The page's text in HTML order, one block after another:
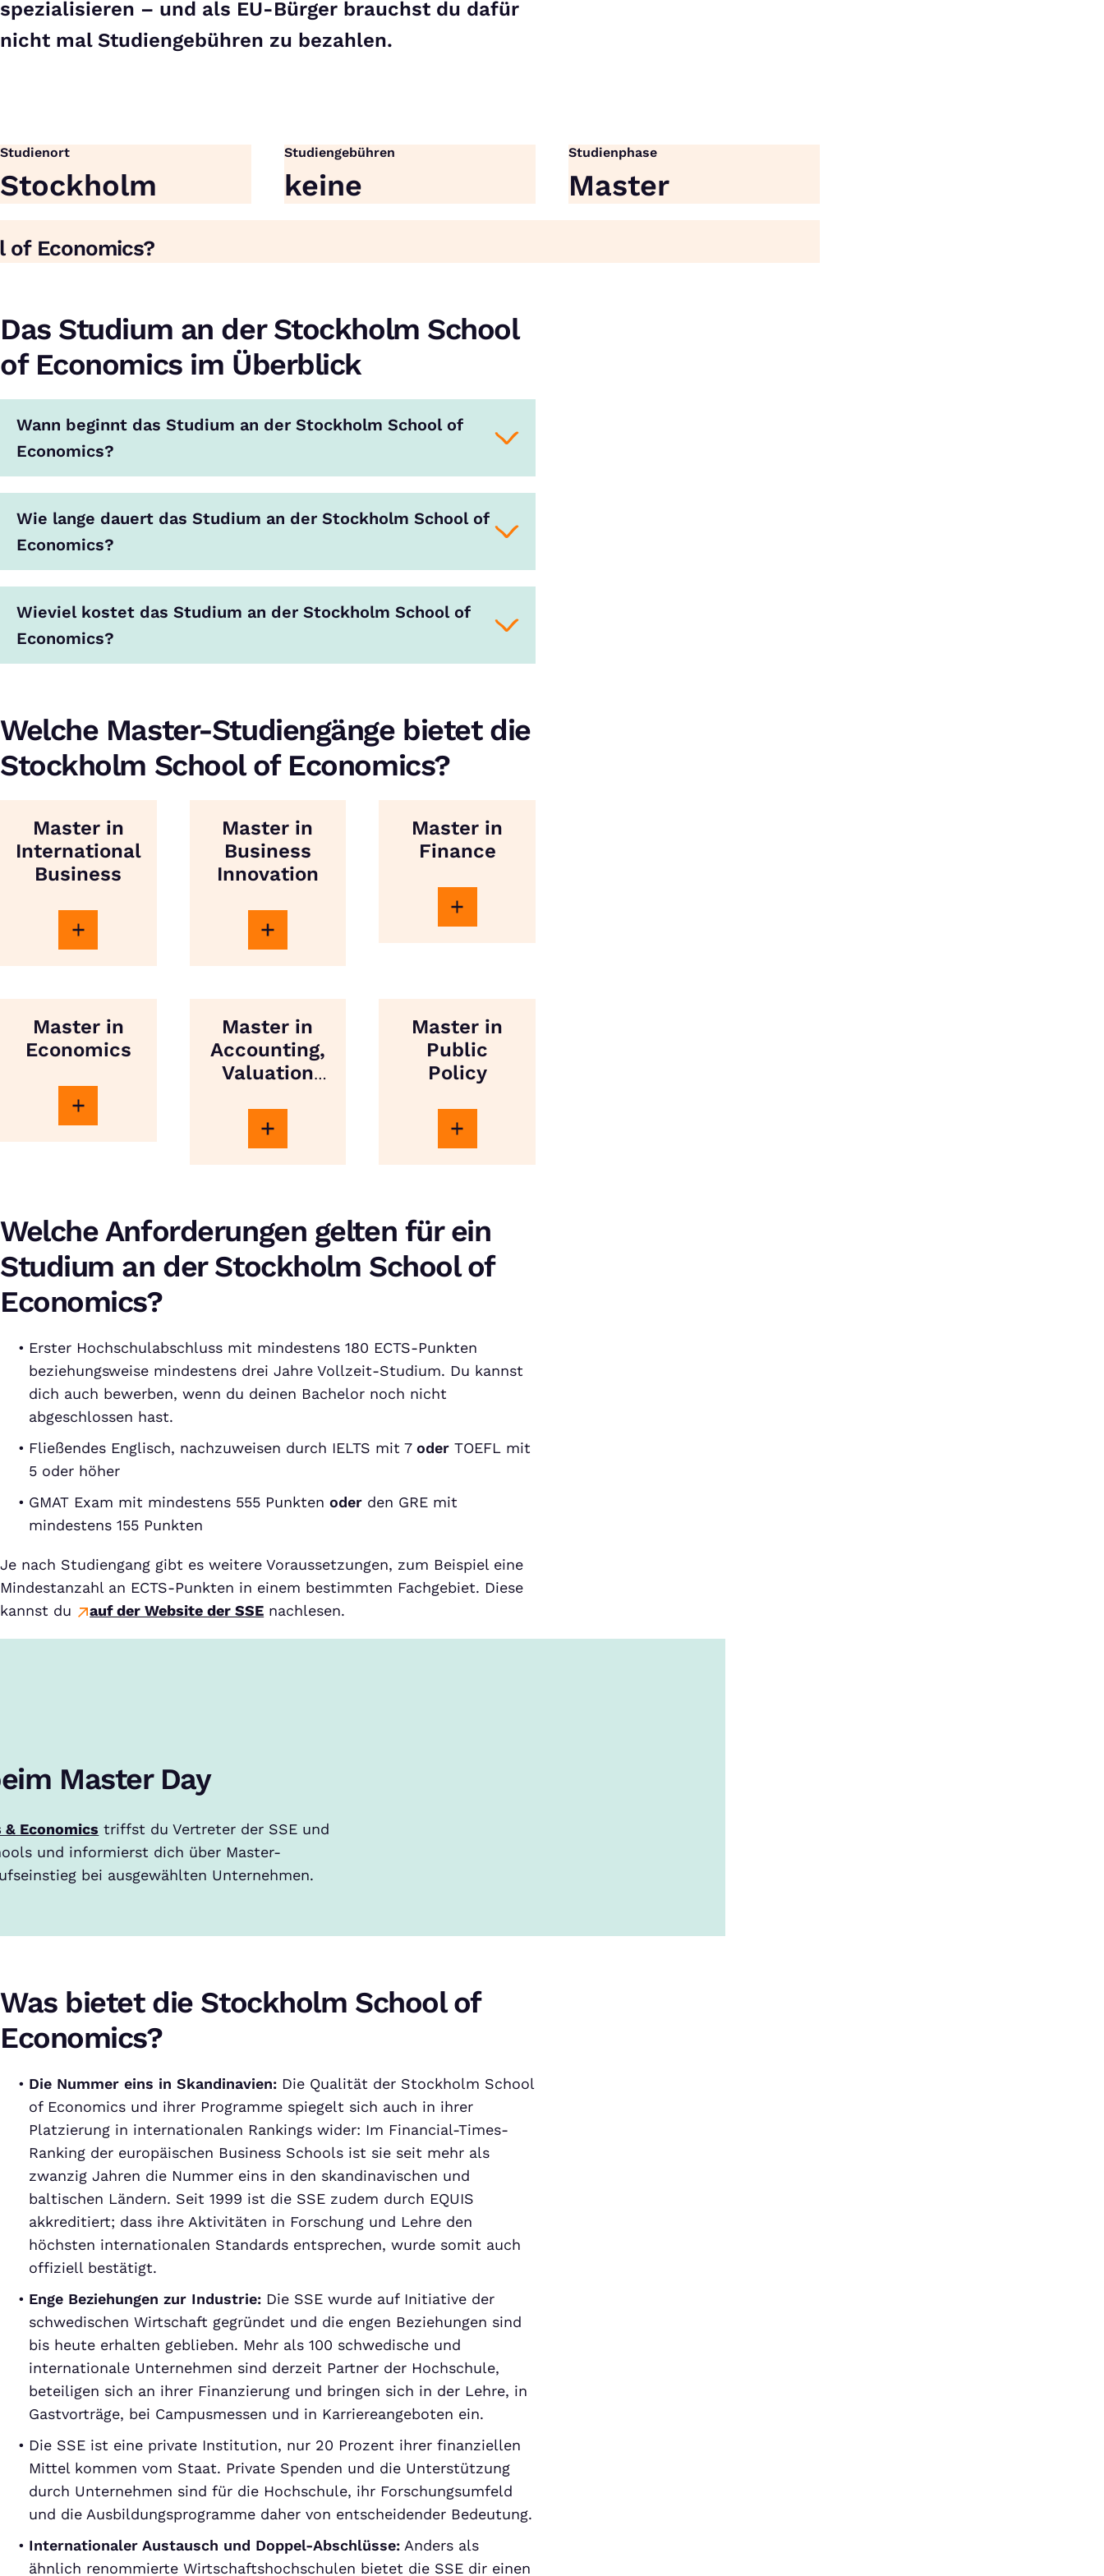
spezialisieren – und als EU-Bürger brauchst du dafür
nicht mal Studiengebühren zu bezahlen.
Studienort
Stockholm
Studiengebühren
keine
Studienphase
Master
of Economics?
Das Studium an der Stockholm School
of Economics im Überblick
Wann beginnt das Studium an der Stockholm School of
Economics?
Wie lange dauert das Studium an der Stockholm School of
Economics?
Wieviel kostet das Studium an der Stockholm School of
Economics?
Welche Master-Studiengänge bietet die
Stockholm School of Economics?
Master in
International
Business
Master in
Business
Innovation
Master in
Finance
Master in
Economics
Master in
Accounting,
Valuation
Financial
Management
Master in
Public
Policy
Welche Anforderungen gelten für ein
Studium an der Stockholm School of
Economics?
Erster Hochschulabschluss mit mindestens 180 ECTS-Punkten
beziehungsweise mindestens drei Jahre Vollzeit-Studium. Du kannst
dich auch bewerben, wenn du deinen Bachelor noch nicht
abgeschlossen hast.
Fließendes Englisch, nachzuweisen durch IELTS mit 7 oder TOEFL mit
5 oder höher
GMAT Exam mit mindestens 555 Punkten oder den GRE mit
mindestens 155 Punkten
Je nach Studiengang gibt es weitere Voraussetzungen, zum Beispiel eine
Mindestanzahl an ECTS-Punkten in einem bestimmten Fachgebiet. Diese
kannst du
auf der Website der SSE nachlesen.
Master Day
& Economics triffst du Vertreter der SSE und
und informierst dich über Master-
bei ausgewählten Unternehmen.
Was bietet die Stockholm School of
Economics?
Die Nummer eins in Skandinavien: Die Qualität der Stockholm School
of Economics und ihrer Programme spiegelt sich auch in ihrer
Platzierung in internationalen Rankings wider: Im Financial-Times-
Ranking der europäischen Business Schools ist sie seit mehr als
zwanzig Jahren die Nummer eins in den skandinavischen und
baltischen Ländern. Seit 1999 ist die SSE zudem durch EQUIS
akkreditiert; dass ihre Aktivitäten in Forschung und Lehre den
höchsten internationalen Standards entsprechen, wurde somit auch
offiziell bestätigt.
Enge Beziehungen zur Industrie: Die SSE wurde auf Initiative der
schwedischen Wirtschaft gegründet und die engen Beziehungen sind
bis heute erhalten geblieben. Mehr als 100 schwedische und
internationale Unternehmen sind derzeit Partner der Hochschule,
beteiligen sich an ihrer Finanzierung und bringen sich in der Lehre, in
Gastvorträge, bei Campusmessen und in Karriereangeboten ein.
Die SSE ist eine private Institution, nur 20 Prozent ihrer finanziellen
Mittel kommen vom Staat. Private Spenden und die Unterstützung
durch Unternehmen sind für die Hochschule, ihr Forschungsumfeld
und die Ausbildungsprogramme daher von entscheidender Bedeutung.
Internationaler Austausch und Doppel-Abschlüsse: Anders als
ähnlich renommierte Wirtschaftshochschulen bietet die SSE dir einen